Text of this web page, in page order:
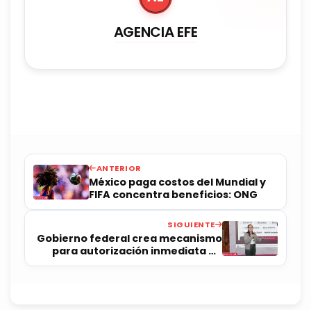
AGENCIA EFE
ANTERIOR
México paga costos del Mundial y
FIFA concentra beneficios: ONG
SIGUIENTE
Gobierno federal crea mecanismo
para autorización inmediata de
inversiones